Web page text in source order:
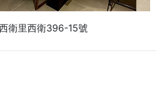
衛里西衛396-15號